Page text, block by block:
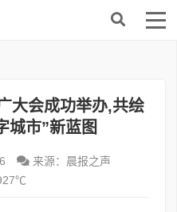
大会成功举办,共绘
城市”新蓝图
来源：晨报之声